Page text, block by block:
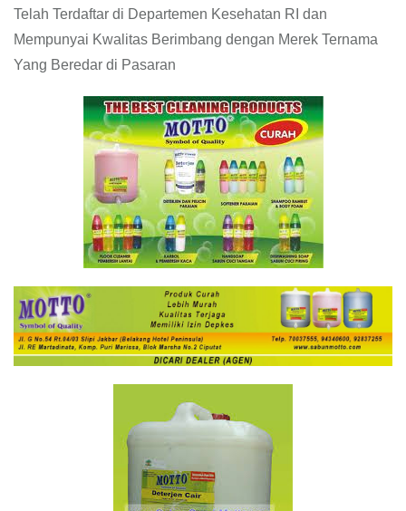
Telah Terdaftar di Departemen Kesehatan RI dan
Mempunyai Kwalitas Berimbang dengan Merek Ternama
Yang Beredar di Pasaran